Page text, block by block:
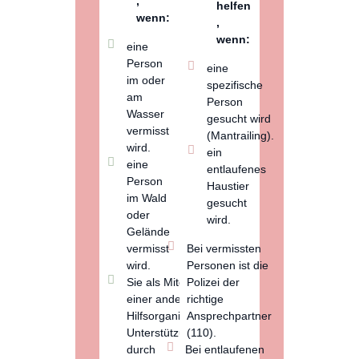
wenn:
eine
Person
im oder
am
Wasser
vermisst
wird.
eine
Person
im Wald
oder
Gelände
vermisst
wird.
Sie als Mitglied
einer anderen
Hilfsorganisation
Unterstützung
durch
helfen
,
wenn:
eine
spezifische
Person
gesucht wird
(Mantrailing).
ein
entlaufenes
Haustier
gesucht
wird.
Bei vermissten
Personen ist die
Polizeider
richtige
Ansprechpartner
(110).
Bei entlaufenen